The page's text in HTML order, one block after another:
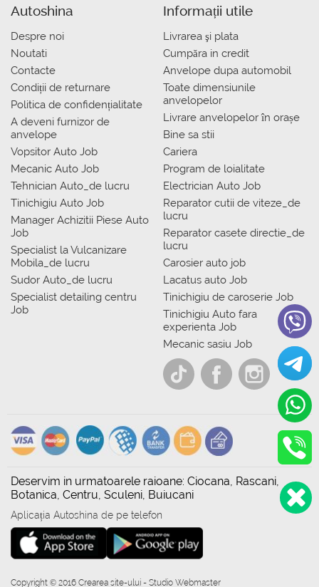
Autoshina
Despre noi
Noutati
Contacte
Condiții de returnare
Politica de confidențialitate
A deveni furnizor de
anvelope
Vopsitor Auto Job
Mecanic Auto Job
Tehnician Auto_de lucru
Tinichigiu Auto Job
Manager Achizitii Piese Auto
Job
Specialist la Vulcanizare
Mobila_de lucru
Sudor Auto_de lucru
Specialist detailing centru
Job
Informații utile
Livrarea şi plata
Сumpăra in credit
Anvelope dupa automobil
Toate dimensiunile
anvelopelor
Livrare anvelopelor în orașe
Bine sa stii
Cariera
Program de loialitate
Electrician Auto Job
Reparator cutii de viteze_de
lucru
Reparator casete directie_de
lucru
Carosier auto job
Lacatus auto Job
Tinichigiu de caroserie Job
Tinichigiu Auto fara
experienta Job
Mecanic sasiu Job
Deservim in urmatoarele raioane: Ciocana, Rascani,
Botanica, Centru, Sculeni, Buiucani
Aplicația Autoshina de pe telefon
Copyright © 2016 Crearea site-ului - Studio Webmaster